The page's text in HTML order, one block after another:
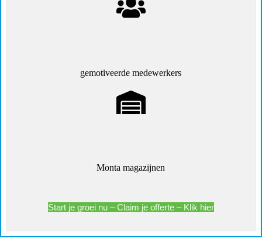
gemotiveerde medewerkers
Monta magazijnen
Start je groei nu – Claim je offerte – Klik hier